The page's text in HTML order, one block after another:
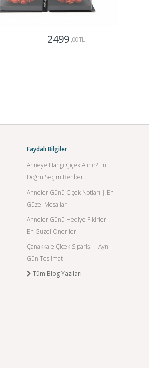
2499 ,00 TL
Faydalı Bilgiler
Anneye Hangi Çiçek Alınır? En
Doğru Seçim Rehberi
Anneler Günü Çiçek Notları | En
Güzel Mesajlar
Anneler Günü Hediye Fikirleri |
En Güzel Öneriler
Çanakkale Çiçek Siparişi | Aynı
Gün Teslimat
Tüm Blog Yazıları